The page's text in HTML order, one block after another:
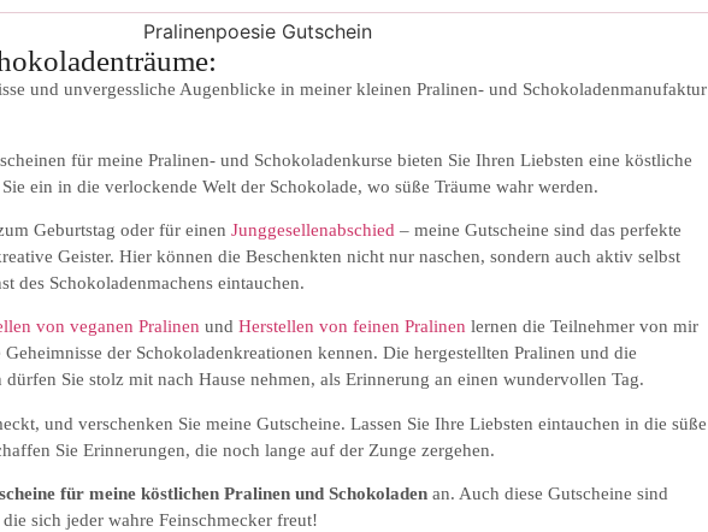
und unvergessliche Augenblicke in meiner kleinen Pralinen- und Schokoladenmanufaktur
für meine Pralinen- und Schokoladenkurse bieten Sie Ihren Liebsten eine köstliche
ein in die verlockende Welt der Schokolade, wo süße Träume wahr werden.
Geburtstag oder für einen Junggesellenabschied – meine Gutscheine sind das perfekte
Geister. Hier können die Beschenkten nicht nur naschen, sondern auch aktiv selbst
des Schokoladenmachens eintauchen.
von veganen Pralinen und Herstellen von feinen Pralinen lernen die Teilnehmer von mir
der Schokoladenkreationen kennen. Die hergestellten Pralinen und die
Sie stolz mit nach Hause nehmen, als Erinnerung an einen wundervollen Tag.
und verschenken Sie meine Gutscheine. Lassen Sie Ihre Liebsten eintauchen in die süße
Sie Erinnerungen, die noch lange auf der Zunge zergehen.
für meine köstlichen Pralinen und Schokoladen an. Auch diese Gutscheine sind
sich jeder wahre Feinschmecker freut!